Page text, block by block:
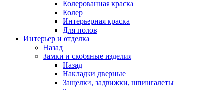
Колерованная краска
Колер
Интерьерная краска
Для полов
Интерьер и отделка
Назад
Замки и скобяные изделия
Назад
Накладки дверные
Защелки, задвижки, шпингалеты